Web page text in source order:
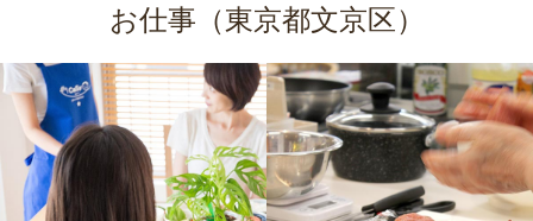
お仕事（東京都文京区）